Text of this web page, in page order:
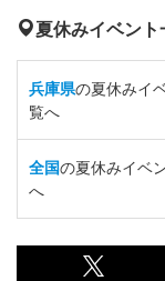
夏休みイベント
兵庫県の夏休みイ
覧へ
全国の夏休みイベ
へ